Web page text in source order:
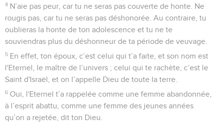
4 N’aie pas peur, car tu ne seras pas couverte de honte. Ne
rougis pas, car tu ne seras pas déshonorée. Au contraire, tu
oublieras la honte de ton adolescence et tu ne te
souviendras plus du déshonneur de ta période de veuvage.
5 En effet, ton époux, c’est celui qui t’a faite, et son nom est
l'Eternel, le maître de l’univers ; celui qui te rachète, c’est le
Saint d'Israël, et on l’appelle Dieu de toute la terre.
6 Oui, l'Eternel t’a rappelée comme une femme abandonnée,
à l’esprit abattu, comme une femme des jeunes années
qu’on a rejetée, dit ton Dieu.